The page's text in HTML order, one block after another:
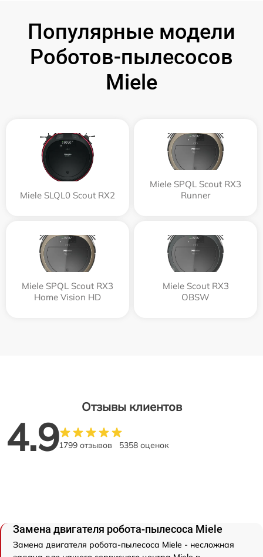
Популярные модели
Роботов-пылесосов
Miele
Miele SLQL0 Scout RX2
Miele SPQL Scout RX3
Runner
Miele SPQL Scout RX3
Home Vision HD
Miele Scout RX3
OBSW
Отзывы клиентов
4.91799 отзывов 5358 оценок
Замена двигателя робота-пылесоса Miele
Замена двигателя робота-пылесоса Miele - несложная